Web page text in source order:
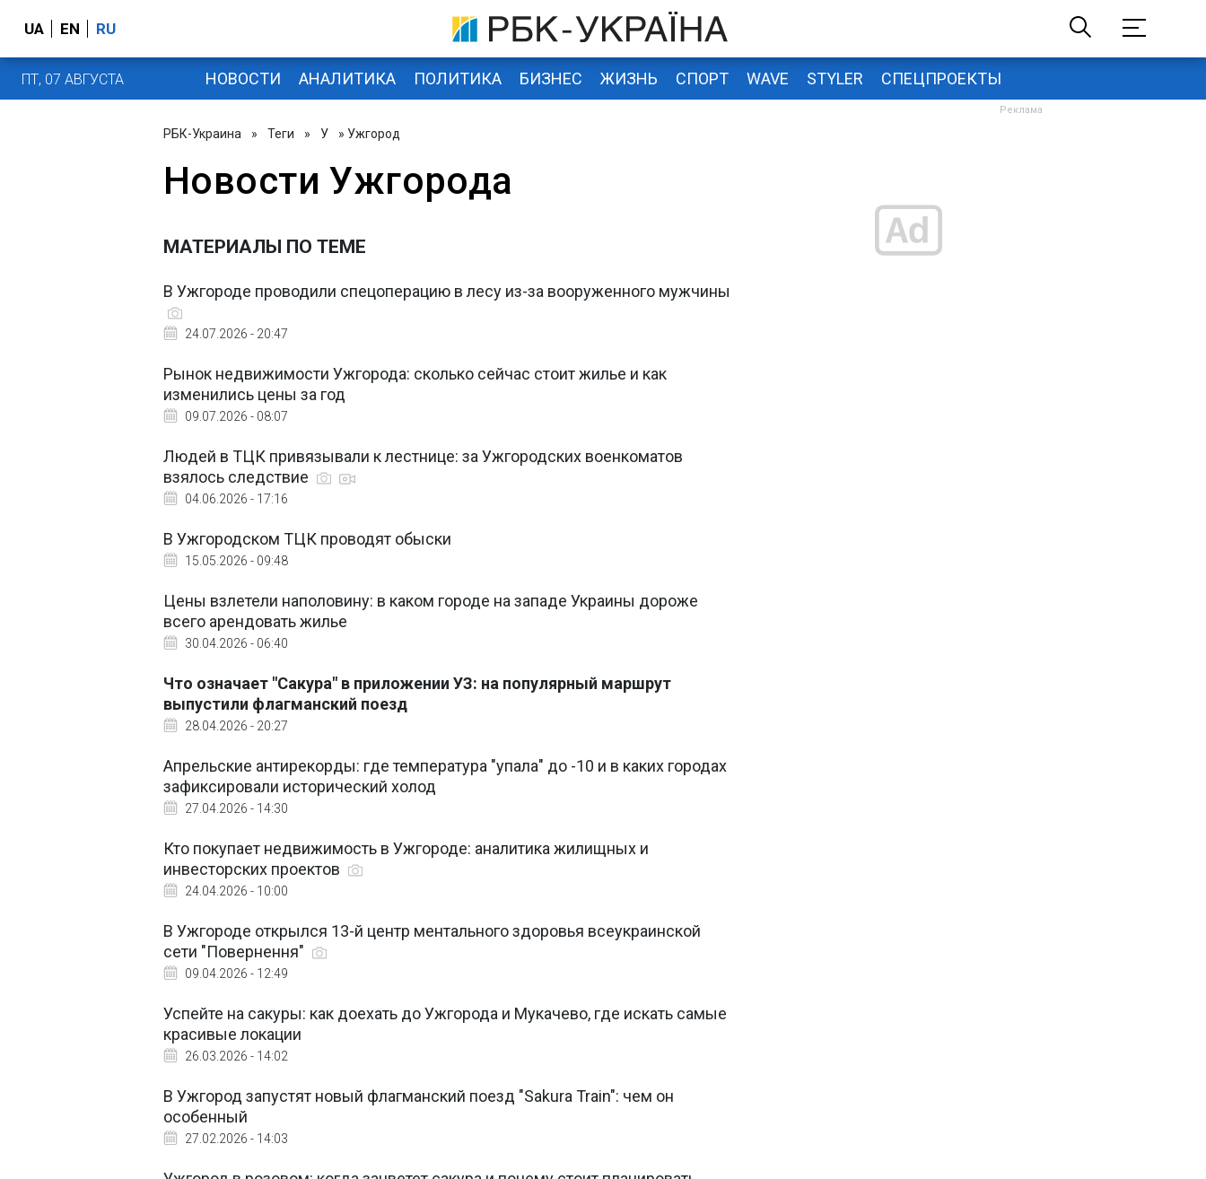
UA EN RU
ПТ, 07 АВГУСТА НОВОСТИ АНАЛИТИКА ПОЛИТИКА БИЗНЕС ЖИЗНЬ СПОРТ WAVE STYLER СПЕЦПРОЕКТЫ
РБК-Украина » Теги » У » Ужгород
Новости Ужгорода
МАТЕРИАЛЫ ПО ТЕМЕ
В Ужгороде проводили спецоперацию в лесу из-за вооруженного мужчины
24.07.2026 - 20:47
Рынок недвижимости Ужгорода: сколько сейчас стоит жилье и как
изменились цены за год
09.07.2026 - 08:07
Людей в ТЦК привязывали к лестнице: за Ужгородских военкоматов
взялось следствие
04.06.2026 - 17:16
В Ужгородском ТЦК проводят обыски
15.05.2026 - 09:48
Цены взлетели наполовину: в каком городе на западе Украины дороже
всего арендовать жилье
30.04.2026 - 06:40
Что означает "Сакура" в приложении УЗ: на популярный маршрут
выпустили флагманский поезд
28.04.2026 - 20:27
Апрельские антирекорды: где температура "упала" до -10 и в каких городах
зафиксировали исторический холод
27.04.2026 - 14:30
Кто покупает недвижимость в Ужгороде: аналитика жилищных и
инвесторских проектов
24.04.2026 - 10:00
В Ужгороде открылся 13-й центр ментального здоровья всеукраинской
сети "Повернення"
09.04.2026 - 12:49
Успейте на сакуры: как доехать до Ужгорода и Мукачево, где искать самые
красивые локации
26.03.2026 - 14:02
В Ужгород запустят новый флагманский поезд "Sakura Train": чем он
особенный
27.02.2026 - 14:03